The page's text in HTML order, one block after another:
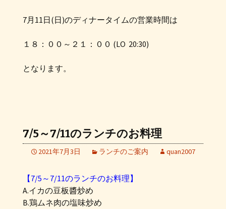
7月11日(日)のディナータイムの営業時間は
１８：００～２１：００ (LO 20:30)
となります。
7/5～7/11のランチのお料理
2021年7月3日 ランチのご案内 quan2007
【7/5～7/11のランチのお料理】
A.イカの豆板醬炒め
B.鶏ムネ肉の塩味炒め